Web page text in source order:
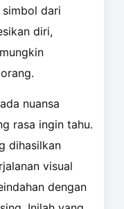
simbol dari
diri,
nuansa
rasa ingin tahu.
dihasilkan
visual
dengan